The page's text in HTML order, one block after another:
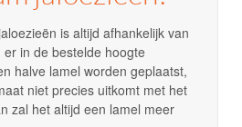
is altijd afhankelijk van
in de bestelde hoogte
halve lamel worden geplaatst,
niet precies uitkomt met het
zal het altijd een lamel meer